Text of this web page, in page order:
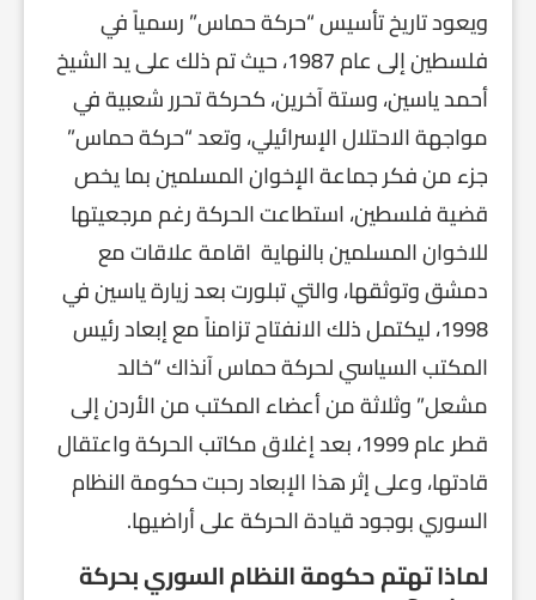
ويعود تاريخ تأسيس “حركة حماس” رسمياً في
فلسطين إلى عام 1987، حيث تم ذلك على يد الشيخ
أحمد ياسين، وستة آخرين، كحركة تحرر شعبية في
مواجهة الاحتلال الإسرائيلي، وتعد “حركة حماس”
جزء من فكر جماعة الإخوان المسلمين بما يخص
قضية فلسطين، استطاعت الحركة رغم مرجعيتها
للاخوان المسلمين بالنهاية اقامة علاقات مع
دمشق وتوثقها، والتي تبلورت بعد زيارة ياسين في
1998، ليكتمل ذلك الانفتاح تزامناً مع إبعاد رئيس
المكتب السياسي لحركة حماس آنذاك “خالد
مشعل” وثلاثة من أعضاء المكتب من الأردن إلى
قطر عام 1999، بعد إغلاق مكاتب الحركة واعتقال
قادتها، وعلى إثر هذا الإبعاد رحبت حكومة النظام
السوري بوجود قيادة الحركة على أراضيها.
لماذا تهتم حكومة النظام السوري بحركة